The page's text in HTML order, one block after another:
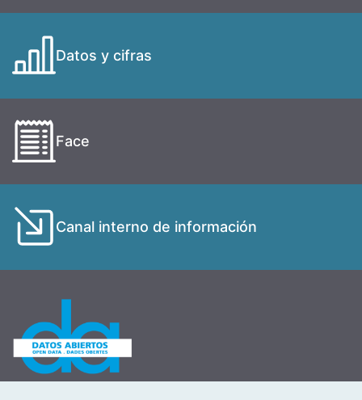
Datos y cifras
Face
Canal interno de información